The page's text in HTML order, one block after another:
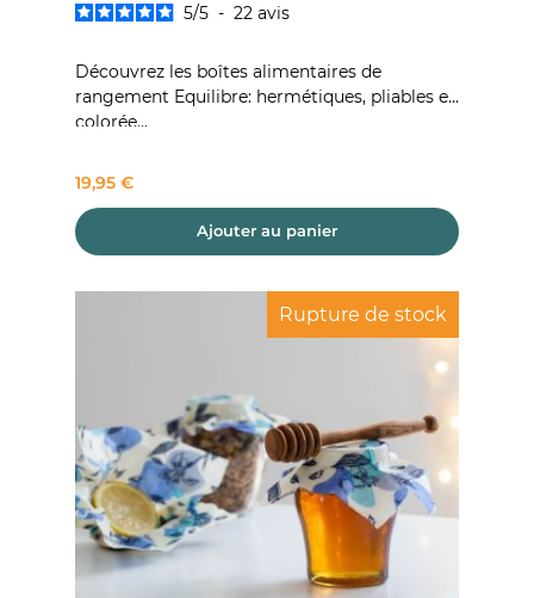
5/5 - 22 avis
Découvrez les boîtes alimentaires de
rangement Equilibre: hermétiques, pliables et
colorée...
Prix
19,95 €
Ajouter au panier
Rupture de stock